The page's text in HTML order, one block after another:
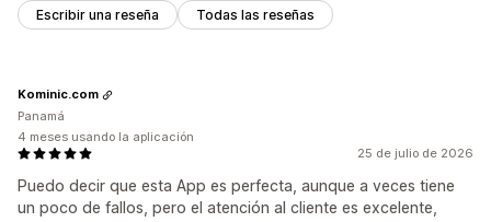
Escribir una reseña Todas las reseñas
25 de julio de 2026
Puedo decir que esta App es perfecta, aunque a veces tiene
un poco de fallos, pero el atención al cliente es excelente,
Kominic.com
Panamá
4 meses usando la aplicación